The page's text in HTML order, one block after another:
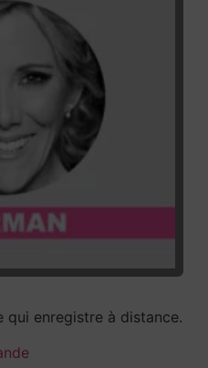
qui enregistre à distance.